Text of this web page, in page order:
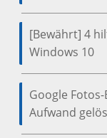
[Bewährt] 4
Windows 10
Google
Aufwand